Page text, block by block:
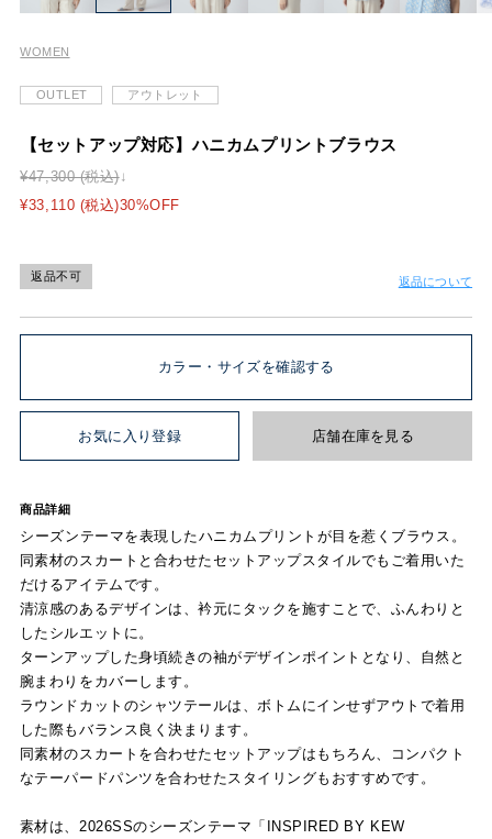
WOMEN
OUTLET アウトレット
【セットアップ対応】ハニカムプリントブラウス
¥47,300 (税込)
¥33,110 (税込)30%OFF
返品不可 返品について
カラー・サイズを確認する
お気に入り登録 店舗在庫を見る
商品詳細
シーズンテーマを表現したハニカムプリントが目を惹くブラウス。
同素材のスカートと合わせたセットアップスタイルでもご着用いた
だけるアイテムです。
清涼感のあるデザインは、衿元にタックを施すことで、ふんわりと
したシルエットに。
ターンアップした身頃続きの袖がデザインポイントとなり、自然と
腕まわりをカバーします。
ラウンドカットのシャツテールは、ボトムにインせずアウトで着用
した際もバランス良く決まります。
同素材のスカートを合わせたセットアップはもちろん、コンパクト
なテーパードパンツを合わせたスタイリングもおすすめです。
素材は、2026SSのシーズンテーマ「INSPIRED BY KEW